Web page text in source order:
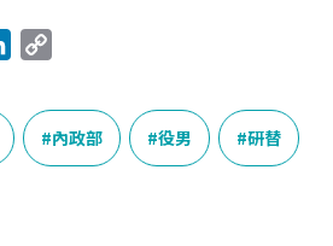
k
p
y
L
內政部 役男 研替